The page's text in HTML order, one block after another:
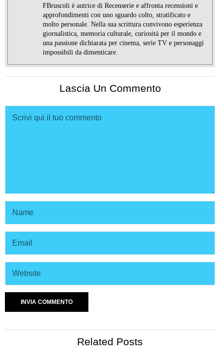
FBruscoli è autrice di Recenserie e affronta recensioni e
approfondimenti con uno sguardo colto, stratificato e
molto personale. Nella sua scrittura convivono esperienza
giornalistica, memoria culturale, curiosità per il mondo e
una passione dichiarata per cinema, serie TV e personaggi
impossibili da dimenticare.
Lascia Un Commento
Related Posts